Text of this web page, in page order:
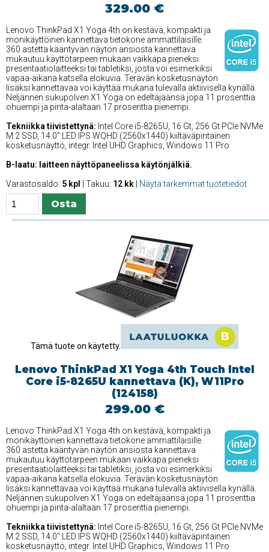
329.00 €
Lenovo ThinkPad X1 Yoga 4th on kestävä, kompakti ja
monikäyttöinen kannettava tietokone ammattilaisille.
360 astetta kääntyvän näytön ansiosta kannettava
mukautuu käyttötarpeen mukaan vaikkapa pieneksi
presentaatiolaitteeksi tai tabletiksi, josta voi esimerkiksi
vapaa-aikana katsella elokuvia. Terävän kosketusnäytön
lisäksi kannettavaa voi käyttää mukana tulevalla aktiivisella kynällä.
Neljännen sukupolven X1 Yoga on edeltäjäänsä jopa 11 prosenttia
ohuempi ja pinta-alaltaan 17 prosenttia pienempi.
Tekniikka tiivistettynä: Intel Core i5-8265U, 16 Gt, 256 Gt PCIe NVMe
M.2 SSD, 14.0'' LED IPS WQHD (2560x1440) kiiltäväpintainen
kosketusnäyttö, integr. Intel UHD Graphics, Windows 11 Pro
B-laatu: laitteen näyttöpaneelissa käytönjälkiä.
Varastosaldo: 5 kpl | Takuu: 12 kk Näytä tarkemmat tuotetiedot
Tämä tuote on käytetty.
Lenovo ThinkPad X1 Yoga 4th Touch Intel
Core i5-8265U kannettava (K), W11Pro
(124158)
299.00 €
Lenovo ThinkPad X1 Yoga 4th on kestävä, kompakti ja
monikäyttöinen kannettava tietokone ammattilaisille.
360 astetta kääntyvän näytön ansiosta kannettava
mukautuu käyttötarpeen mukaan vaikkapa pieneksi
presentaatiolaitteeksi tai tabletiksi, josta voi esimerkiksi
vapaa-aikana katsella elokuvia. Terävän kosketusnäytön
lisäksi kannettavaa voi käyttää mukana tulevalla aktiivisella kynällä.
Neljännen sukupolven X1 Yoga on edeltäjäänsä jopa 11 prosenttia
ohuempi ja pinta-alaltaan 17 prosenttia pienempi.
Tekniikka tiivistettynä: Intel Core i5-8265U, 16 Gt, 256 Gt PCIe NVMe
M.2 SSD, 14.0'' LED IPS WQHD (2560x1440) kiiltäväpintainen
kosketusnäyttö, integr. Intel UHD Graphics, Windows 11 Pro